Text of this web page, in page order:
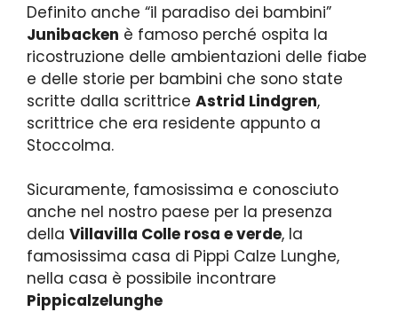
Definito anche “il paradiso dei bambini”
Junibacken è famoso perché ospita la
ricostruzione delle ambientazioni delle fiabe
e delle storie per bambini che sono state
scritte dalla scrittrice Astrid Lindgren,
scrittrice che era residente appunto a
Stoccolma.
Sicuramente, famosissima e conosciuto
anche nel nostro paese per la presenza
della Villavilla Colle rosa e verde, la
famosissima casa di Pippi Calze Lunghe,
nella casa è possibile incontrare
Pippicalzelunghe